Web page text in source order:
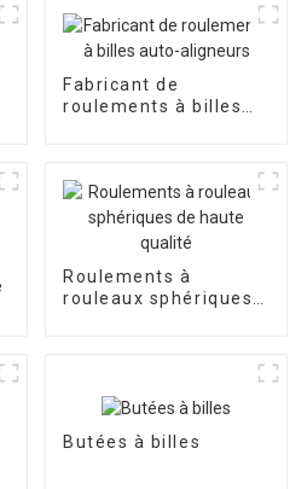
Fabricant de
roulements à billes
Roulements à
rouleaux sphériques
Butées à billes